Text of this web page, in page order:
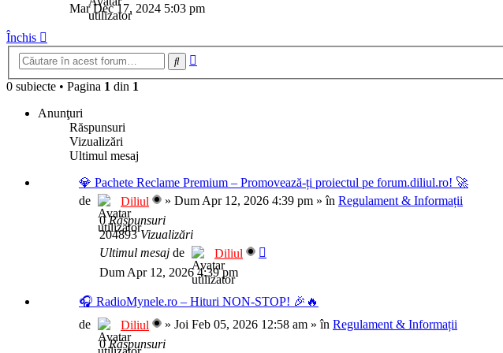
mesaj
Mar Dec 17, 2024 5:03 pm
Închis
Căutare
0 subiecte • Pagina 1 din 1
Anunţuri
Răspunsuri
Vizualizări
Ultimul mesaj
💎 Pachete Reclame Premium – Promovează-ți proiectul pe forum.diliul.ro! 🚀
de
Diliul » Dum Apr 12, 2026 4:39 pm » în Regulament & Informații
0Răspunsuri
204893Vizualizări
Ultimul mesaj de
Diliul
Dum Apr 12, 2026 4:39 pm
🎧 RadioMynele.ro – Hituri NON-STOP! 🎉🔥
de
Diliul » Joi Feb 05, 2026 12:58 am » în Regulament & Informații
0Răspunsuri